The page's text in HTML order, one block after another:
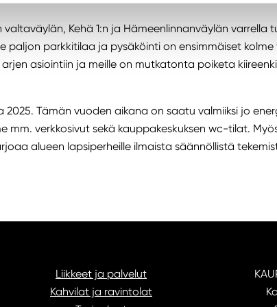
valtaväylän, Kehä 1:n ja Hämeenlinnanväylän varrella
paljon parkkitilaa ja pysäköinti on ensimmäiset
asiointiin ja meille on mutkatonta poiketa
2025. Tämän vuoden aikana on saatu valmiiksi jo
mm. verkkosivut sekä kauppakeskuksen wc-tilat.
alueen lapsiperheille ilmaista säännöllistä
Liikkeet ja palvelut
Kahvilat ja ravintolat